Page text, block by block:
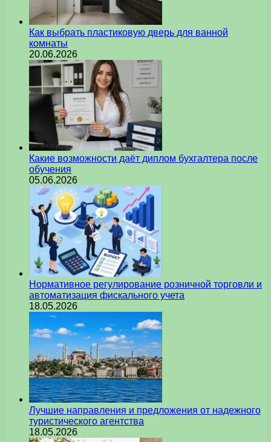
Как выбрать пластиковую дверь для ванной
комнаты
20.06.2026
Какие возможности даёт диплом бухгалтера после
обучения
05.06.2026
Нормативное регулирование розничной торговли и
автоматизация фискального учета
18.05.2026
Лучшие направления и предложения от надежного
туристического агентства
18.05.2026